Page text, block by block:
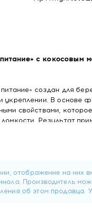
с кокосовым
создан для
укреплении. В основе
свойствами,
Результат
утяжеления.
проникать
выполняет несколько